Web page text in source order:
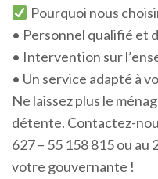
Pourquoi nous
• Personnel qualifié et
• Intervention sur
• Un service adapté à
Ne laissez plus le
détente. Contactez-
627 – 55 158 815 ou
votre gouvernante !